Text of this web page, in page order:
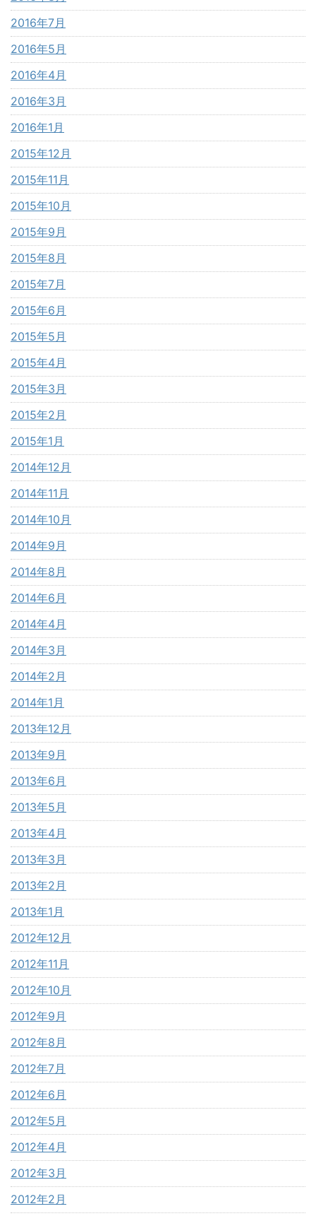
2016年7月
2016年5月
2016年4月
2016年3月
2016年1月
2015年12月
2015年11月
2015年10月
2015年9月
2015年8月
2015年7月
2015年6月
2015年5月
2015年4月
2015年3月
2015年2月
2015年1月
2014年12月
2014年11月
2014年10月
2014年9月
2014年8月
2014年6月
2014年4月
2014年3月
2014年2月
2014年1月
2013年12月
2013年9月
2013年6月
2013年5月
2013年4月
2013年3月
2013年2月
2013年1月
2012年12月
2012年11月
2012年10月
2012年9月
2012年8月
2012年7月
2012年6月
2012年5月
2012年4月
2012年3月
2012年2月